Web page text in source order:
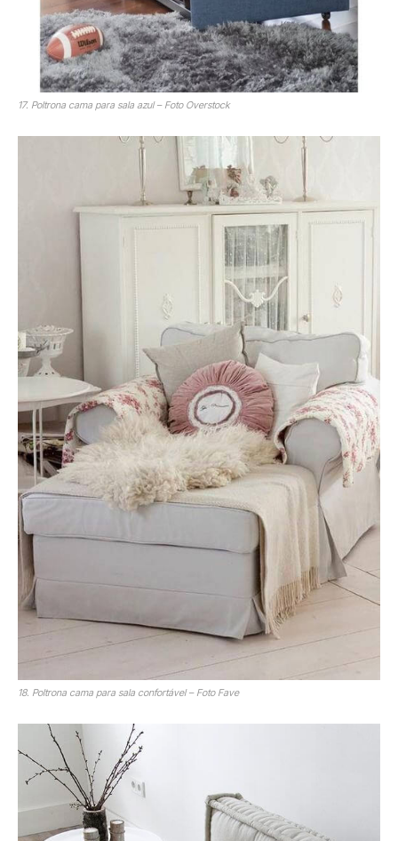
17. Poltrona cama para sala azul – Foto Overstock
18. Poltrona cama para sala confortável – Foto Fave